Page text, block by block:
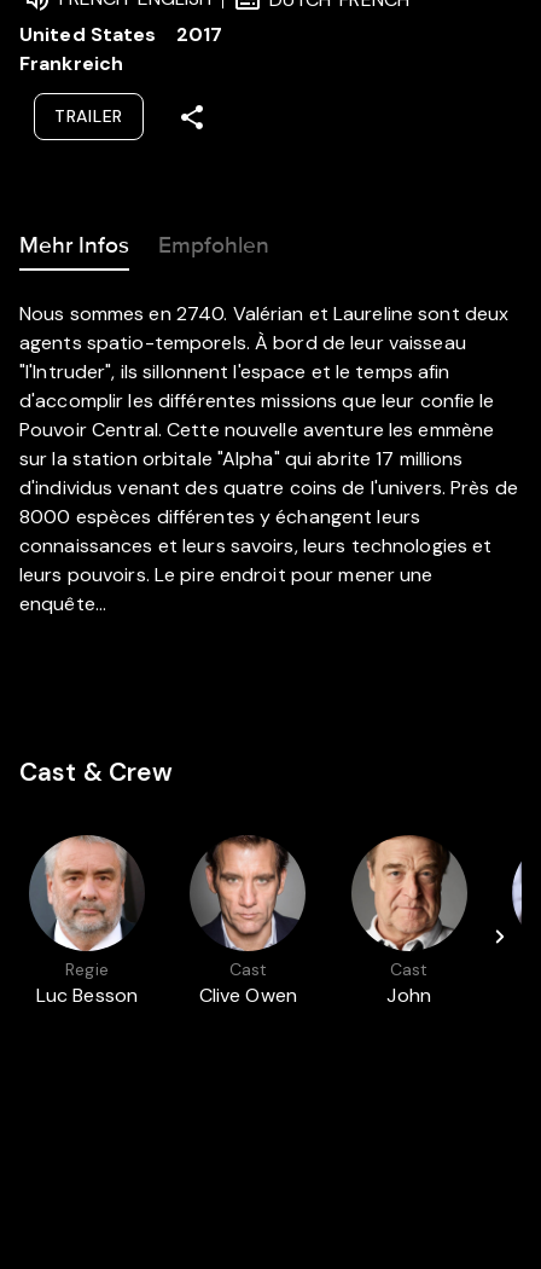
United States
Frankreich
2017
TRAILER
Mehr Infos Empfohlen
Nous sommes en 2740. Valérian et Laureline sont deux
agents spatio-temporels. À bord de leur vaisseau
"l'Intruder", ils sillonnent l'espace et le temps afin
d'accomplir les différentes missions que leur confie le
Pouvoir Central. Cette nouvelle aventure les emmène
sur la station orbitale "Alpha" qui abrite 17 millions
d'individus venant des quatre coins de l'univers. Près de
8000 espèces différentes y échangent leurs
connaissances et leurs savoirs, leurs technologies et
leurs pouvoirs. Le pire endroit pour mener une
enquête...
Cast & Crew
Regie
Luc Besson
Cast
Clive Owen
Cast
John